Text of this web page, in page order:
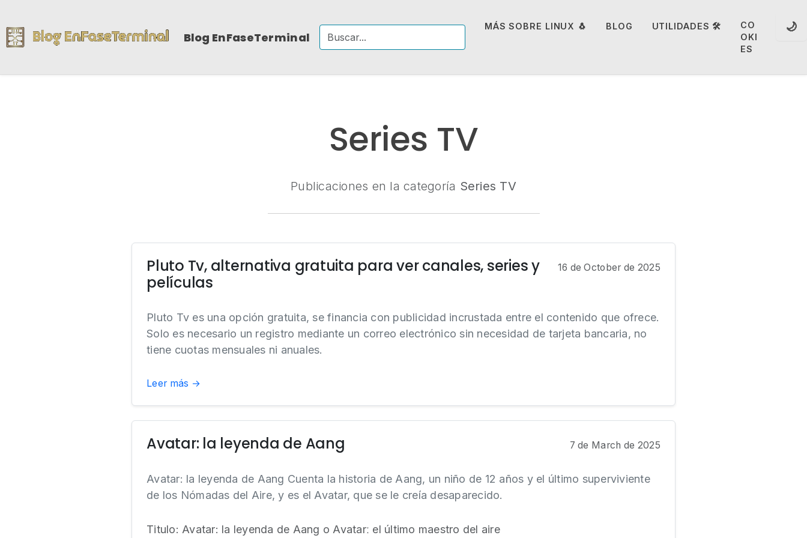
Blog EnFaseTerminal
MÁS SOBRE LINUX 🐧 BLOG UTILIDADES 🛠️
CO
OKI
ES
🌙
Series TV
Publicaciones en la categoría Series TV
Pluto Tv, alternativa gratuita para ver canales, series y
películas
16 de October de 2025
Pluto Tv es una opción gratuita, se financia con publicidad incrustada entre el contenido que ofrece.
Solo es necesario un registro mediante un correo electrónico sin necesidad de tarjeta bancaria, no
tiene cuotas mensuales ni anuales.
Leer más →
Avatar: la leyenda de Aang 7 de March de 2025
Avatar: la leyenda de Aang Cuenta la historia de Aang, un niño de 12 años y el último superviviente
de los Nómadas del Aire, y es el Avatar, que se le creía desaparecido.
Titulo: Avatar: la leyenda de Aang o Avatarː el último maestro del aire